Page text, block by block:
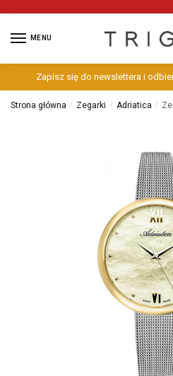
MENU
Zapisz się do newslettera i
Strona główna / Zegarki / Adriatica /